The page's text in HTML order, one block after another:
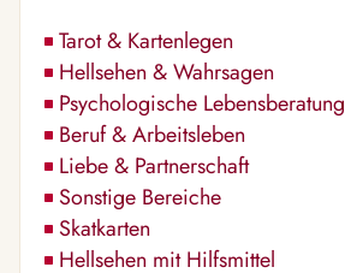
Tarot & Kartenlegen
Hellsehen & Wahrsagen
Psychologische Lebensberatung
Beruf & Arbeitsleben
Liebe & Partnerschaft
Sonstige Bereiche
Skatkarten
Hellsehen mit Hilfsmittel